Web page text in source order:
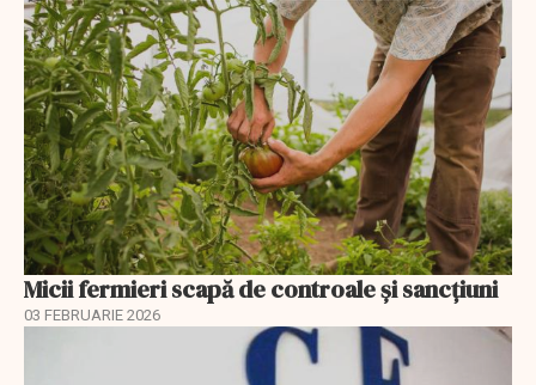
Micii fermieri scapă de controale și sancțiuni
03 FEBRUARIE 2026